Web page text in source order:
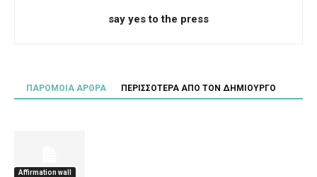
say yes to the press
ΠΑΡΟΜΟΙΑ ΑΡΘΡΑ ΠΕΡΙΣΣΟΤΕΡΑ ΑΠΟ ΤΟΝ ΔΗΜΙΟΥΡΓΟ
Affirmation wall